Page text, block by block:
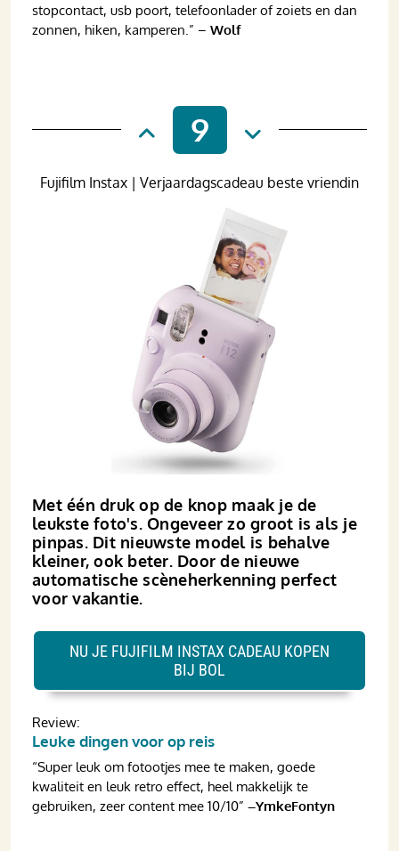
stopcontact, usb poort, telefoonlader of zoiets en dan
zonnen, hiken, kamperen.” – Wolf
9
Met één druk op de knop maak je de
leukste foto's. Ongeveer zo groot is als je
pinpas. Dit nieuwste model is behalve
kleiner, ook beter. Door de nieuwe
automatische scèneherkenning perfect
voor vakantie.
Fujifilm Instax | Verjaardagscadeau beste vriendin
Review:
Leuke dingen voor op reis
“Super leuk om fotootjes mee te maken, goede
kwaliteit en leuk retro effect, heel makkelijk te
gebruiken, zeer content mee 10/10” –YmkeFontyn
NU JE FUJIFILM INSTAX CADEAU KOPEN
BIJ BOL